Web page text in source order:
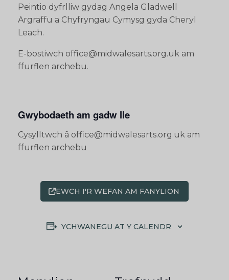
Peintio dyfrlliw gydag Angela Gladwell
Argraffu a Chyfryngau Cymysg gyda Cheryl
Leach.
E-bostiwch office@midwalesarts.org.uk am
ffurflen archebu.
Gwybodaeth am gadw lle
Cysylltwch â office@midwalesarts.org.uk am
ffurflen archebu
EWCH I'R WEFAN AM FANYLION
YCHWANEGU AT Y CALENDR